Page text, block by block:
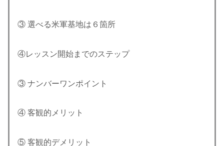
③ 選べる米軍基地は６箇所
④レッスン開始までのステップ
③ ナンバーワンポイント
④ 客観的メリット
⑤ 客観的デメリット